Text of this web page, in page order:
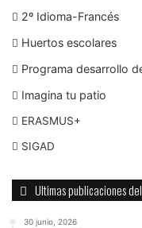
2º Idioma-Francés
Huertos escolares
Programa desarrollo
Imagina tu patio
ERASMUS+
SIGAD
Ultimas publicaciones
30 junio, 2026